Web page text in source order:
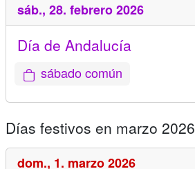
sáb., 28. febrero 2026
Día de Andalucía
sábado común
Días festivos en marzo 2026
dom., 1. marzo 2026